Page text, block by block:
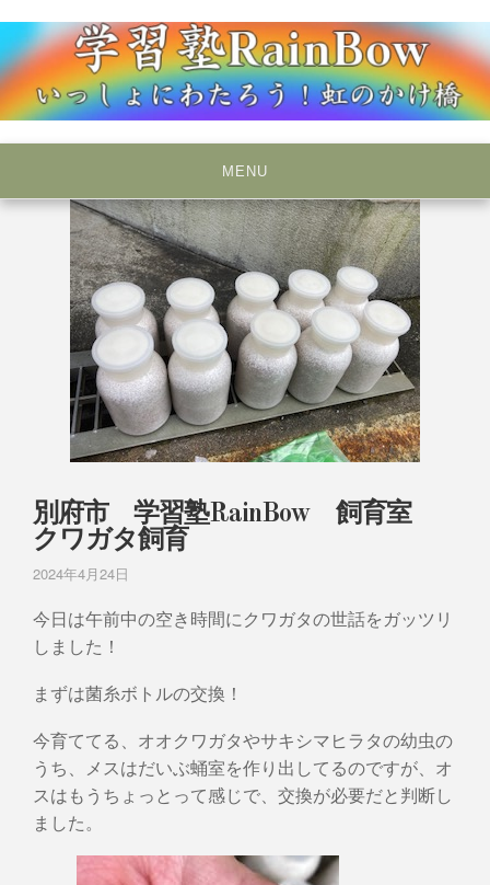
to
content
学習塾RainBow
MENU
別府市 学習塾RainBow 飼育室
クワガタ飼育
2024年4月24日
今日は午前中の空き時間にクワガタの世話をガッツリ
しました！
まずは菌糸ボトルの交換！
今育ててる、オオクワガタやサキシマヒラタの幼虫の
うち、メスはだいぶ蛹室を作り出してるのですが、オ
スはもうちょっとって感じで、交換が必要だと判断し
ました。